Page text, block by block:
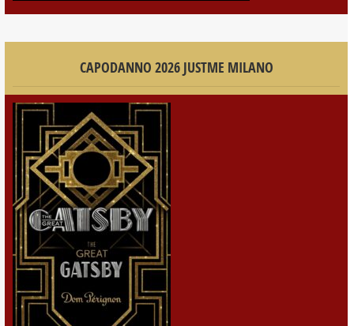
CAPODANNO 2026 JUSTME MILANO